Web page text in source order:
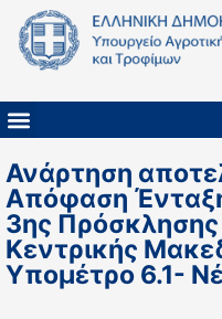
Ανάρτηση
Απόφαση
3ης Πρόσκλησης
Κεντρικής
Υπομέτρο 6.1-